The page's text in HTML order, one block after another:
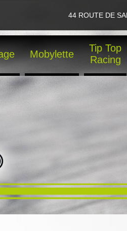
44 ROUTE DE
Mobylette
Tip Top
Racing